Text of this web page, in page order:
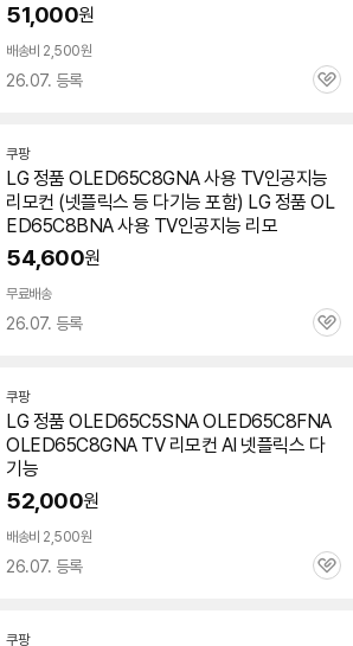
51,000원
배송비 2,500원
26.07. 등록
관
쿠팡
LG 정품 OLED65C8GNA 사용 TV인공지능
리모컨 (넷플릭스 등 다기능 포함) LG 정품 OL
ED65C8BNA 사용 TV인공지능 리모
54,600원
무료배송
26.07. 등록
관
쿠팡
LG 정품 OLED65C5SNA OLED65C8FNA
OLED65C8GNA TV 리모컨 AI 넷플릭스 다
기능
52,000원
배송비 2,500원
26.07. 등록
관
쿠팡